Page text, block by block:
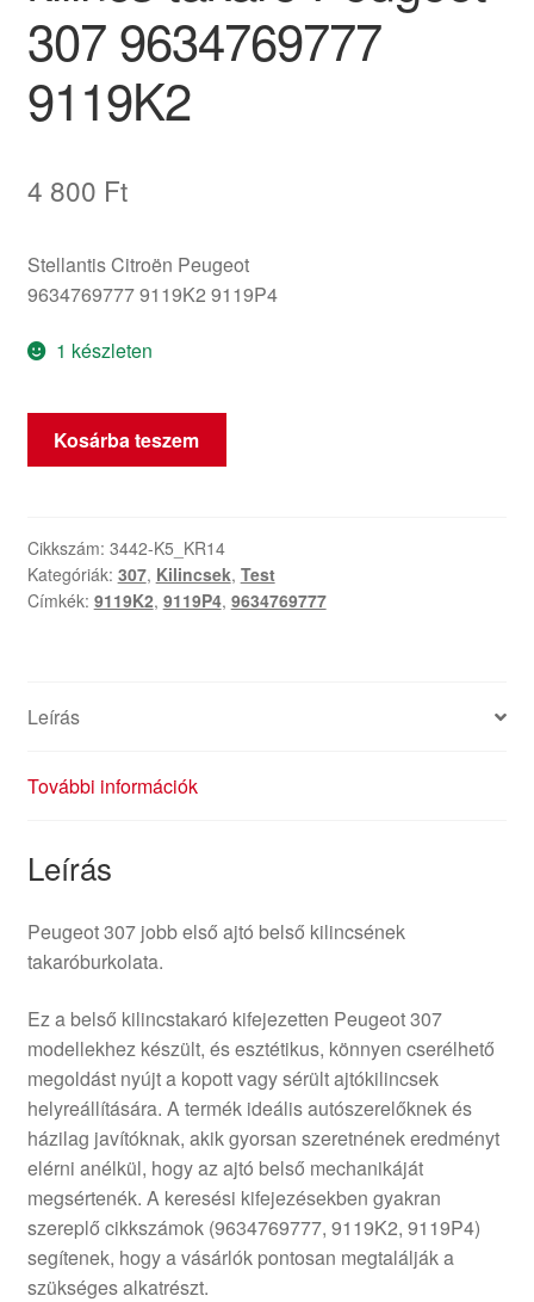
307 9634769777
9119K2
4 800 Ft
Stellantis Citroën Peugeot
9634769777 9119K2 9119P4
1 készleten
Jobb
első
kilincs
takaró
Peugeot
mennyiség
Kosárba teszem
Cikkszám: 3442-K5_KR14
Kategóriák: 307, Kilincsek, Test
Címkék: 9119K2, 9119P4, 9634769777
Leírás
További információk
Leírás
Peugeot 307 jobb első ajtó belső kilincsének
takaróburkolata.
Ez a belső kilincstakaró kifejezetten Peugeot 307
modellekhez készült, és esztétikus, könnyen cserélhető
megoldást nyújt a kopott vagy sérült ajtókilincsek
helyreállítására. A termék ideális autószerelőknek és
házilag javítóknak, akik gyorsan szeretnének eredményt
elérni anélkül, hogy az ajtó belső mechanikáját
megsértenék. A keresési kifejezésekben gyakran
szereplő cikkszámok (9634769777, 9119K2, 9119P4)
segítenek, hogy a vásárlók pontosan megtalálják a
szükséges alkatrészt.